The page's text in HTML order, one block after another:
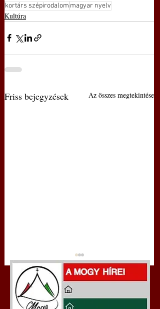
kortárs szépirodalom magyar nyelv
Kultúra
Friss bejegyzések Az összes megtekintése